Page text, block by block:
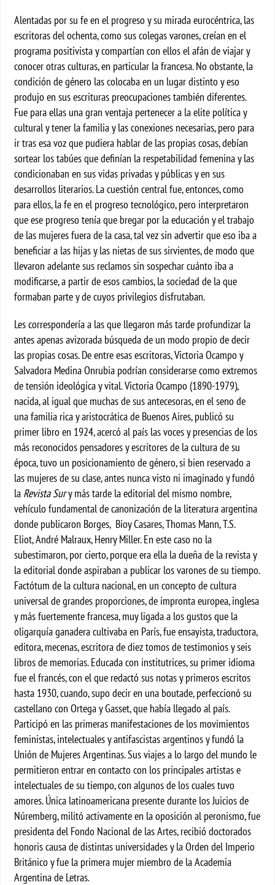
Alentadas por su fe en el progreso y su mirada eurocéntrica, las
escritoras del ochenta, como sus colegas varones, creían en el
programa positivista y compartían con ellos el afán de viajar y
conocer otras culturas, en particular la francesa. No obstante, la
condición de género las colocaba en un lugar distinto y eso
produjo en sus escrituras preocupaciones también diferentes.
Fue para ellas una gran ventaja pertenecer a la elite política y
cultural y tener la familia y las conexiones necesarias, pero para
ir tras esa voz que pudiera hablar de las propias cosas, debían
sortear los tabúes que definían la respetabilidad femenina y las
condicionaban en sus vidas privadas y públicas y en sus
desarrollos literarios. La cuestión central fue, entonces, como
para ellos, la fe en el progreso tecnológico, pero interpretaron
que ese progreso tenía que bregar por la educación y el trabajo
de las mujeres fuera de la casa, tal vez sin advertir que eso iba a
beneficiar a las hijas y las nietas de sus sirvientes, de modo que
llevaron adelante sus reclamos sin sospechar cuánto iba a
modificarse, a partir de esos cambios, la sociedad de la que
formaban parte y de cuyos privilegios disfrutaban.
Les correspondería a las que llegaron más tarde profundizar la
antes apenas avizorada búsqueda de un modo propio de decir
las propias cosas. De entre esas escritoras, Victoria Ocampo y
Salvadora Medina Onrubia podrían considerarse como extremos
de tensión ideológica y vital. Victoria Ocampo (1890-1979),
nacida, al igual que muchas de sus antecesoras, en el seno de
una familia rica y aristocrática de Buenos Aires, publicó su
primer libro en 1924, acercó al país las voces y presencias de los
más reconocidos pensadores y escritores de la cultura de su
época, tuvo un posicionamiento de género, si bien reservado a
las mujeres de su clase, antes nunca visto ni imaginado y fundó
la Revista Sury más tarde la editorial del mismo nombre,
vehículo fundamental de canonización de la literatura argentina
donde publicaron Borges, Bioy Casares, Thomas Mann, T.S.
Eliot, André Malraux, Henry Miller. En este caso no la
subestimaron, por cierto, porque era ella la dueña de la revista y
la editorial donde aspiraban a publicar los varones de su tiempo.
Factótum de la cultura nacional, en un concepto de cultura
universal de grandes proporciones, de impronta europea, inglesa
y más fuertemente francesa, muy ligada a los gustos que la
oligarquía ganadera cultivaba en París, fue ensayista, traductora,
editora, mecenas, escritora de diez tomos de testimonios y seis
libros de memorias. Educada con institutrices, su primer idioma
fue el francés, con el que redactó sus notas y primeros escritos
hasta 1930, cuando, supo decir en una boutade, perfeccionó su
castellano con Ortega y Gasset, que había llegado al país.
Participó en las primeras manifestaciones de los movimientos
feministas, intelectuales y antifascistas argentinos y fundó la
Unión de Mujeres Argentinas. Sus viajes a lo largo del mundo le
permitieron entrar en contacto con los principales artistas e
intelectuales de su tiempo, con algunos de los cuales tuvo
amores. Única latinoamericana presente durante los Juicios de
Núremberg, militó activamente en la oposición al peronismo, fue
presidenta del Fondo Nacional de las Artes, recibió doctorados
honoris causa de distintas universidades y la Orden del Imperio
Británico y fue la primera mujer miembro de la Academia
Argentina de Letras.